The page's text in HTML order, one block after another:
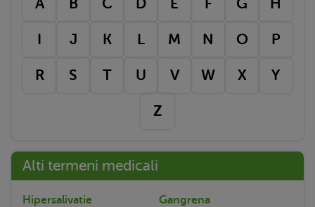
A B C D E F G H
I J K L M N O P
R S T U V W X Y
Z
Alti termeni medicali
Hipersalivatie
Gangrena